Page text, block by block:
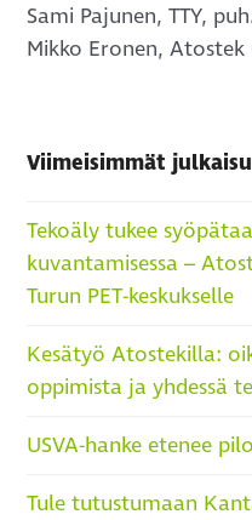
Sami Pajunen, TTY,
Mikko Eronen, Atostek
Viimeisimmät
Tekoäly tukee
kuvantamisessa –
Turun PET-keskukselle
Kesätyö Atostekilla:
oppimista ja yhdessä
USVA-hanke etenee
Tule tutustumaan